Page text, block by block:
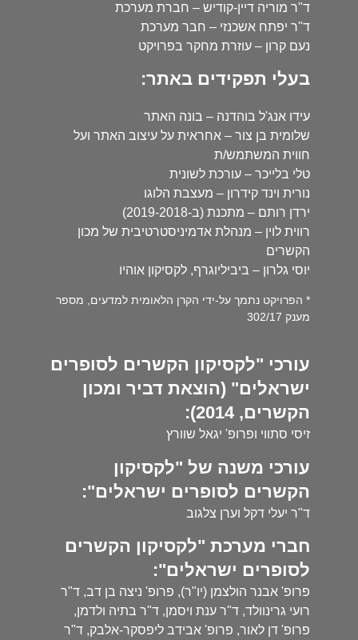
ד"ר מוריה דיין-קודיש – חברת מערכת
ד"ר יפתח אשכנזי – חבר מערכת
נעם קרון – עוזרת מחקר בפרויקט
בעלי תפקידים באתר:
עידו אנג'ל בוהדנה – בונה האתר
שלומית בן צור – אחראית על עיצוב האתר ועל
חווית המשתמש/ת
טלי בלייכר – עורכת לשונית
נורית וינד קידרון – מעצבת הלוגו
ירדן רותם – מתכנת (ב-2019-2018)
רווית לוין – מנהלת אדמיניסטרטיבית של מכון
הקשרים
יוסי גלרון – ביביליוגרף, לקסיקון אוהיו
* הפרויקט נתמך על-ידי הקרן הלאומית למדעים, מספר
מענק 302/17
עורכי "לקסיקון הקשרים לסופרים
ישראלים" (הוצאת דביר ומכון
הקשרים, 2014):
זיסי סתווי ופרופ' יגאל שוורץ
עורכי משנה של "לקסיקון
הקשרים לסופרים ישראלים":
ד"ר יעלי דקל וערן צלגוב
חברי מערכת "לקסיקון הקשרים
לסופרים ישראלים":
פרופ' אבנר הולצמן (יו"ר), פרופ' ניצה בן דב, ד"ר
רועי גרינוולד, ד"ר ענת ויסמן, ד"ר בתיה ולדמן,
פרופ' דן לאור, פרופ' אבידב ליפסקר-אלבק, ד"ר